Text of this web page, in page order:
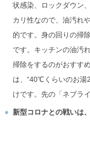
状感染、ロックダウン
カリ性なので、油汚れ
的です。身の回りの掃
です。キッチンの油汚
掃除をするのがおすす
は、“40℃くらいのお湯
けです。先の「ネブラ
新型コロナとの戦いは